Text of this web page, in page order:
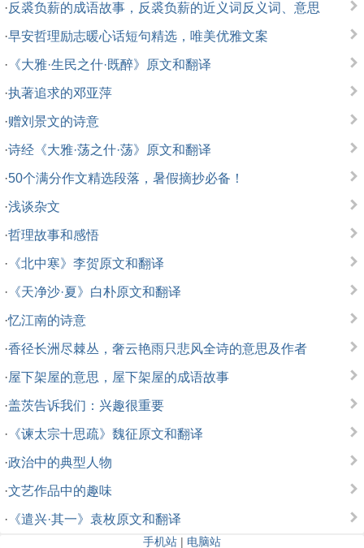
·反裘负薪的成语故事，反裘负薪的近义词反义词、意思
·早安哲理励志暖心话短句精选，唯美优雅文案
· 《大雅·生民之什·既醉》原文和翻译
·执著追求的邓亚萍
·赠刘景文的诗意
·诗经《大雅·荡之什·荡》原文和翻译
·50个满分作文精选段落，暑假摘抄必备！
·浅谈杂文
·哲理故事和感悟
· 《北中寒》李贺原文和翻译
· 《天净沙·夏》白朴原文和翻译
·忆江南的诗意
·香径长洲尽棘丛，奢云艳雨只悲风全诗的意思及作者
·屋下架屋的意思，屋下架屋的成语故事
·盖茨告诉我们：兴趣很重要
· 《谏太宗十思疏》魏征原文和翻译
·政治中的典型人物
·文艺作品中的趣味
· 《遣兴·其一》袁枚原文和翻译
手机站 | 电脑站